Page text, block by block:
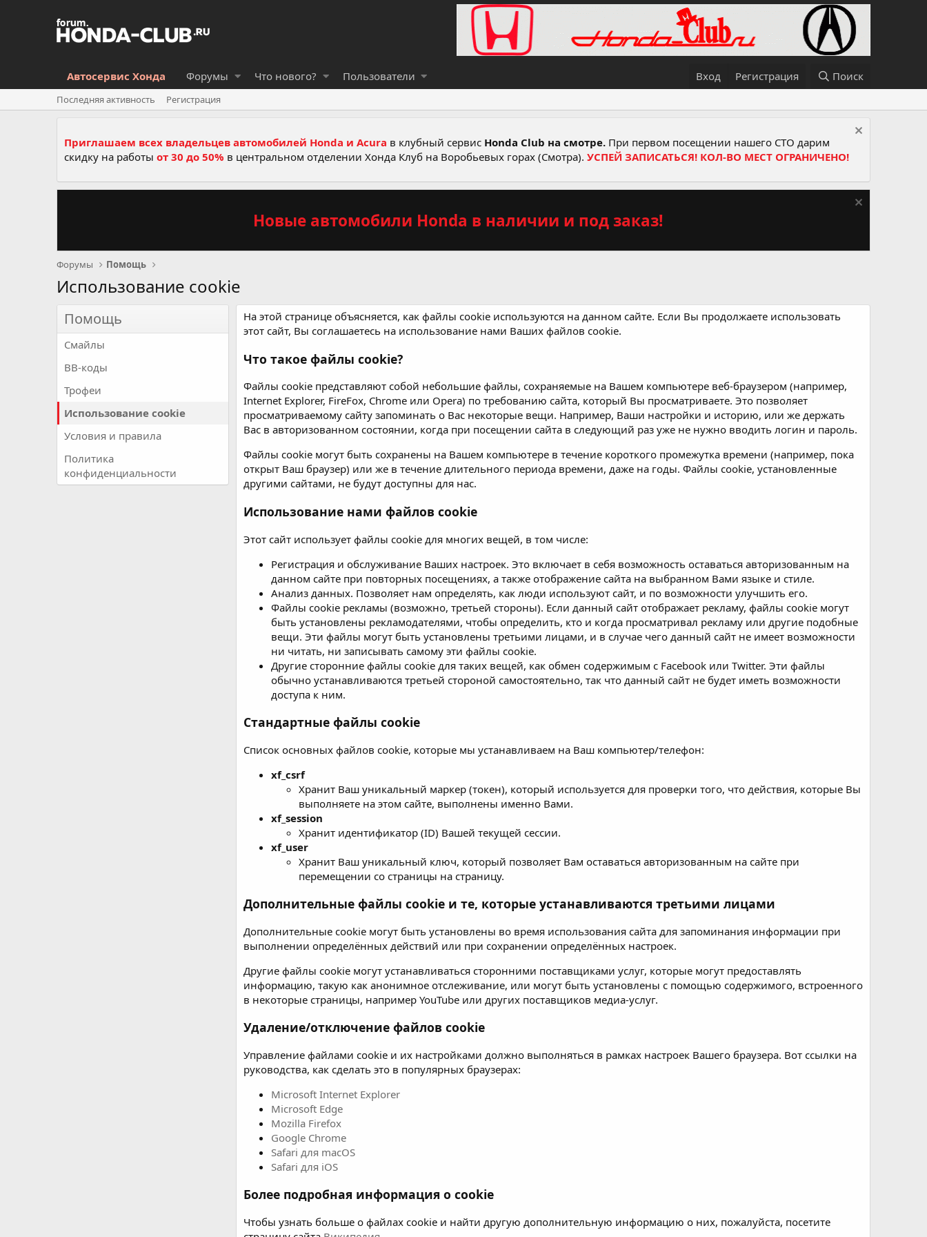
Автосервис Хонда Форумы Что нового? Пользователи Вход Регистрация Поиск
Последняя активность Регистрация
Приглашаем всех владельцев автомобилей Honda и Acura в клубный сервис Honda Club на смотре. При первом посещении нашего СТО дарим
скидку на работы от 30 до 50% в центральном отделении Хонда Клуб на Воробьевых горах (Смотра). УСПЕЙ ЗАПИСАТЬСЯ! КОЛ-ВО МЕСТ ОГРАНИЧЕНО!
Новые автомобили Honda в наличии и под заказ!
Форумы Помощь
Использование cookie
Помощь
Смайлы
BB-коды
Трофеи
Использование cookie
Условия и правила
Политика
конфиденциальности
На этой странице объясняется, как файлы cookie используются на данном сайте. Если Вы продолжаете использовать
этот сайт, Вы соглашаетесь на использование нами Ваших файлов cookie.
Что такое файлы cookie?
Файлы cookie представляют собой небольшие файлы, сохраняемые на Вашем компьютере веб-браузером (например,
Internet Explorer, FireFox, Chrome или Opera) по требованию сайта, который Вы просматриваете. Это позволяет
просматриваемому сайту запоминать о Вас некоторые вещи. Например, Ваши настройки и историю, или же держать
Вас в авторизованном состоянии, когда при посещении сайта в следующий раз уже не нужно вводить логин и пароль.
Файлы cookie могут быть сохранены на Вашем компьютере в течение короткого промежутка времени (например, пока
открыт Ваш браузер) или же в течение длительного периода времени, даже на годы. Файлы cookie, установленные
другими сайтами, не будут доступны для нас.
Использование нами файлов cookie
Этот сайт использует файлы cookie для многих вещей, в том числе:
Регистрация и обслуживание Ваших настроек. Это включает в себя возможность оставаться авторизованным на
данном сайте при повторных посещениях, а также отображение сайта на выбранном Вами языке и стиле.
Анализ данных. Позволяет нам определять, как люди используют сайт, и по возможности улучшить его.
Файлы cookie рекламы (возможно, третьей стороны). Если данный сайт отображает рекламу, файлы cookie могут
быть установлены рекламодателями, чтобы определить, кто и когда просматривал рекламу или другие подобные
вещи. Эти файлы могут быть установлены третьими лицами, и в случае чего данный сайт не имеет возможности
ни читать, ни записывать самому эти файлы cookie.
Другие сторонние файлы cookie для таких вещей, как обмен содержимым с Facebook или Twitter. Эти файлы
обычно устанавливаются третьей стороной самостоятельно, так что данный сайт не будет иметь возможности
доступа к ним.
Стандартные файлы cookie
Список основных файлов cookie, которые мы устанавливаем на Ваш компьютер/телефон:
xf_csrf
Хранит Ваш уникальный маркер (токен), который используется для проверки того, что действия, которые Вы
выполняете на этом сайте, выполнены именно Вами.
xf_session
Хранит идентификатор (ID) Вашей текущей сессии.
xf_user
Хранит Ваш уникальный ключ, который позволяет Вам оставаться авторизованным на сайте при
перемещении со страницы на страницу.
Дополнительные файлы cookie и те, которые устанавливаются третьими лицами
Дополнительные cookie могут быть установлены во время использования сайта для запоминания информации при
выполнении определённых действий или при сохранении определённых настроек.
Другие файлы cookie могут устанавливаться сторонними поставщиками услуг, которые могут предоставлять
информацию, такую как анонимное отслеживание, или могут быть установлены с помощью содержимого, встроенного
в некоторые страницы, например YouTube или других поставщиков медиа-услуг.
Удаление/отключение файлов cookie
Управление файлами cookie и их настройками должно выполняться в рамках настроек Вашего браузера. Вот ссылки на
руководства, как сделать это в популярных браузерах:
Microsoft Internet Explorer
Microsoft Edge
Mozilla Firefox
Google Chrome
Safari для macOS
Safari для iOS
Более подробная информация о cookie
Чтобы узнать больше о файлах cookie и найти другую дополнительную информацию о них, пожалуйста, посетите